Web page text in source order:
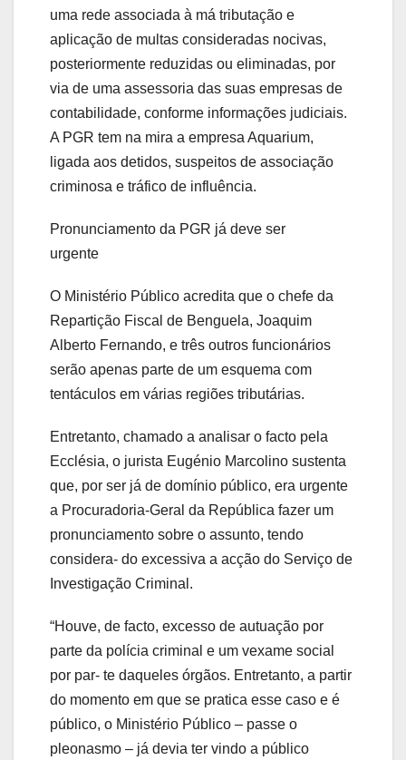
uma rede associada à má tributação e
aplicação de multas consideradas nocivas,
posteriormente reduzidas ou eliminadas, por
via de uma assessoria das suas empresas de
contabilidade, conforme informações judiciais.
A PGR tem na mira a empresa Aquarium,
ligada aos detidos, suspeitos de associação
criminosa e tráfico de influência.
Pronunciamento da PGR já deve ser
urgente
O Ministério Público acredita que o chefe da
Repartição Fiscal de Benguela, Joaquim
Alberto Fernando, e três outros funcionários
serão apenas parte de um esquema com
tentáculos em várias regiões tributárias.
Entretanto, chamado a analisar o facto pela
Ecclésia, o jurista Eugénio Marcolino sustenta
que, por ser já de domínio público, era urgente
a Procuradoria-Geral da República fazer um
pronunciamento sobre o assunto, tendo
considera- do excessiva a acção do Serviço de
Investigação Criminal.
“Houve, de facto, excesso de autuação por
parte da polícia criminal e um vexame social
por par- te daqueles órgãos. Entretanto, a partir
do momento em que se pratica esse caso e é
público, o Ministério Público – passe o
pleonasmo – já devia ter vindo a público